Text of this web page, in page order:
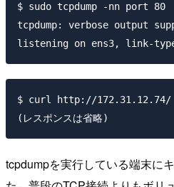
$ sudo tcpdump -nn port 80
tcpdump: verbose output
$ curl http://172.31.12.74/
tcpdumpを実行している端末に